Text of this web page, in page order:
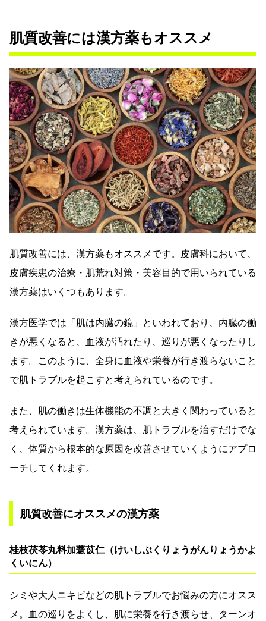
肌質改善には漢方薬もオススメ
肌質改善には、漢方薬もオススメです。皮膚科において、
皮膚疾患の治療・肌荒れ対策・美容目的で用いられている
漢方薬はいくつもあります。
漢方医学では「肌は内臓の鏡」といわれており、内臓の働
きが悪くなると、血液が汚れたり、巡りが悪くなったりし
ます。このように、全身に血液や栄養が行き渡らないこと
で肌トラブルを起こすと考えられているのです。
また、肌の働きは生体機能の不調と大きく関わっていると
考えられています。漢方薬は、肌トラブルを治すだけでな
く、体質から根本的な原因を改善させていくようにアプロ
ーチしてくれます。
肌質改善にオススメの漢方薬
桂枝茯苓丸料加薏苡仁（けいしぶくりょうがんりょうかよ
くいにん）
シミや大人ニキビなどの肌トラブルでお悩みの方にオスス
メ。血の巡りをよくし、肌に栄養を行き渡らせ、ターンオ